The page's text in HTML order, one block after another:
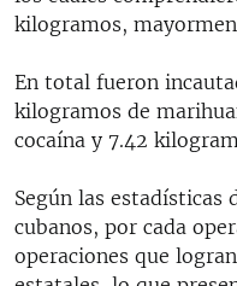
kilogramos,
En total fueron
kilogramos de
cocaína y 7.42
Según las estadísticas
cubanos, por cada
operaciones que